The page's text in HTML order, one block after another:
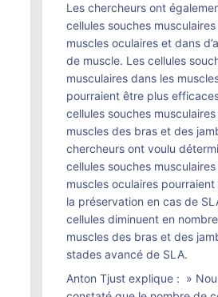
Les chercheurs ont
cellules souches
muscles oculaires et dans
de muscle. Les cellules
musculaires dans les
pourraient être plus
cellules souches
muscles des bras et des
chercheurs ont voulu
cellules souches
muscles oculaires
la préservation en cas de
cellules diminuent en
muscles des bras et des
stades avancé de SLA.
Anton Tjust explique : »